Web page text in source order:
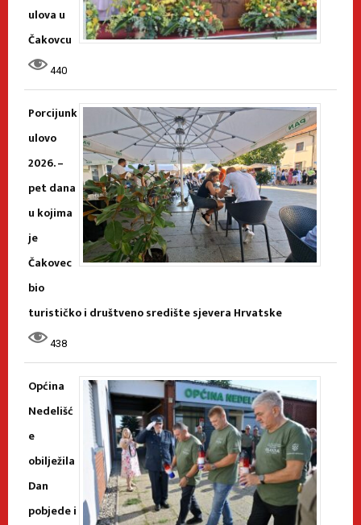
ulova u
Čakovcu
440
Porcijunk
ulovo
2026. –
pet dana
u kojima
je
Čakovec
bio
turističko i društveno središte sjevera Hrvatske
438
Općina
Nedelišć
e
obilježila
Dan
pobjede i